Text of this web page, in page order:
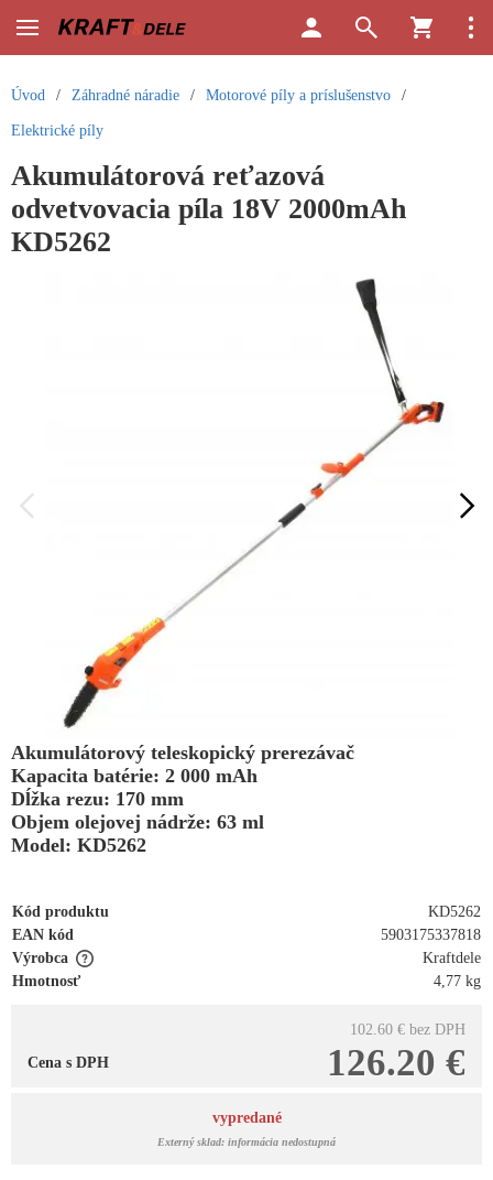
Úvod / Záhradné náradie / Motorové píly a príslušenstvo /
Elektrické píly
Akumulátorová reťazová
odvetvovacia píla 18V 2000mAh
KD5262
Akumulátorový teleskopický prerezávač
Kapacita batérie: 2 000 mAh
Dĺžka rezu: 170 mm
Objem olejovej nádrže: 63 ml
Model: KD5262
Kód produktu
KD5262
EAN kód
5903175337818
Výrobca
Kraftdele
Hmotnosť
4,77 kg
102.60 € bez DPH
126.20 €
Cena s DPH
vypredané
Externý sklad: informácia nedostupná